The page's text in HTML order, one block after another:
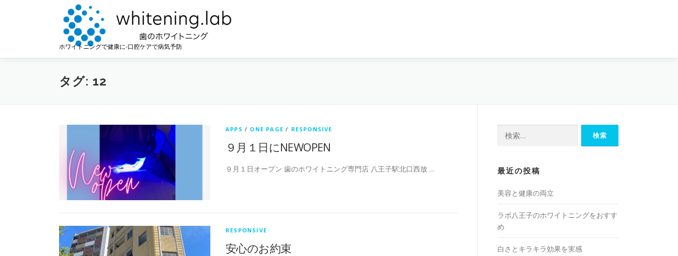
ホワイトニングで健康に-口腔ケアで病気予防
タグ: 12
APPS / ONE PAGE / RESPONSIVE
９月１日にNEWOPEN
９月１日オープン 歯のホワイトニング専門店 八王子駅北口西放 …
RESPONSIVE
安心のお約束
最近の投稿
美容と健康の両立
ラボ八王子のホワイトニングをおすす
め
白さとキラキラ効果を実感